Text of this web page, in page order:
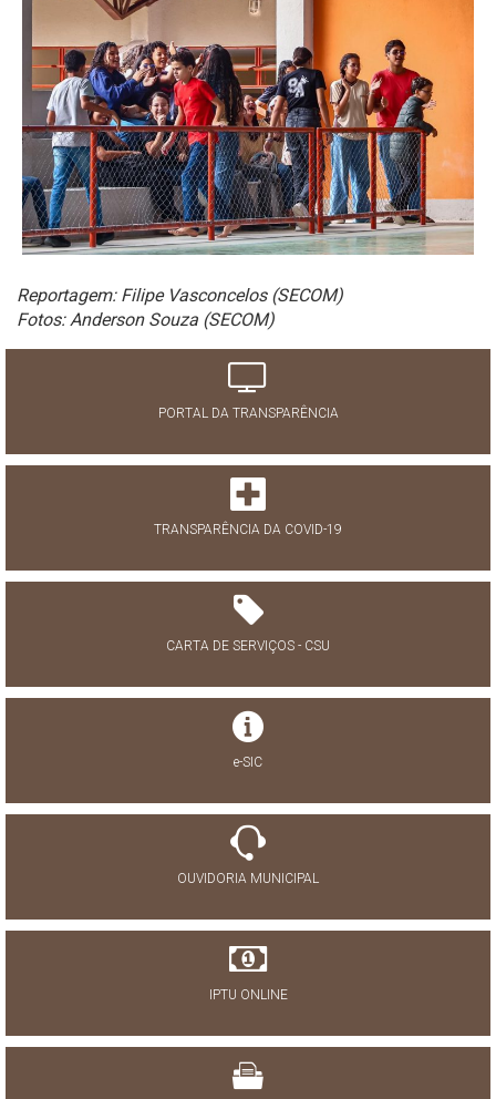
Reportagem: Filipe Vasconcelos (SECOM)
Fotos: Anderson Souza (SECOM)
PORTAL DA TRANSPARÊNCIA
TRANSPARÊNCIA DA COVID-19
CARTA DE SERVIÇOS - CSU
e-SIC
OUVIDORIA MUNICIPAL
IPTU ONLINE